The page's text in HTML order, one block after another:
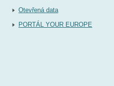
Otevřená data
PORTÁL YOUR EUROPE